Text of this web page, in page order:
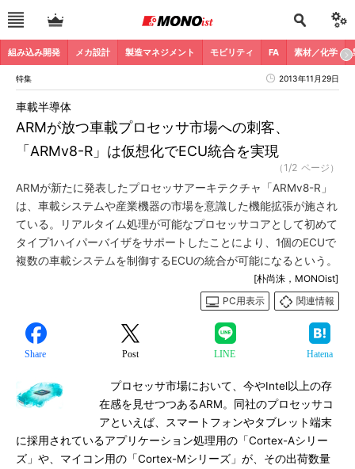
組み込み開発 メカ設計 製造マネジメント モビリティ FA 素材／化学
特集 2013年11月29日
ARMが放つ車載プロセッサ市場への刺客、
「ARMv8-R」は仮想化でECU統合を実現
車載半導体
（1/2 ページ）
ARMが新たに発表したプロセッサアーキテクチャ「ARMv8-R」
は、車載システムや産業機器の市場を意識した機能拡張が施され
ている。リアルタイム処理が可能なプロセッサコアとして初めて
タイプ1ハイパーバイザをサポートしたことにより、1個のECUで
複数の車載システムを制御するECUの統合が可能になるという。
[朴尚洙，MONOist]
PC用表示
関連情報
Share Post LINE Hatena
プロセッサ市場において、今やIntel以上の存
在感を見せつつあるARM。同社のプロセッサコ
アといえば、スマートフォンやタブレット端末
に採用されているアプリケーション処理用の「Cortex-Aシリー
ズ」や、マイコン用の「Cortex-Mシリーズ」が、その出荷数量